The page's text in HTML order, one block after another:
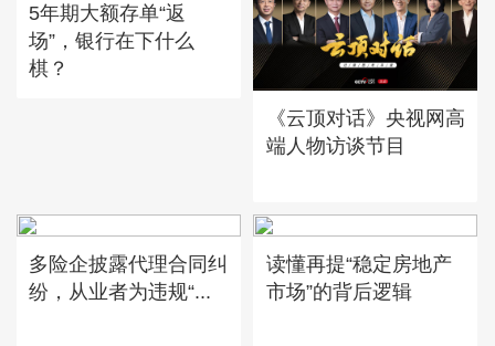
5年期大额存单“返
场”，银行在下什么
棋？
《云顶对话》央视网高
端人物访谈节目
多险企披露代理合同纠
纷，从业者为违规“...
读懂再提“稳定房地产
市场”的背后逻辑